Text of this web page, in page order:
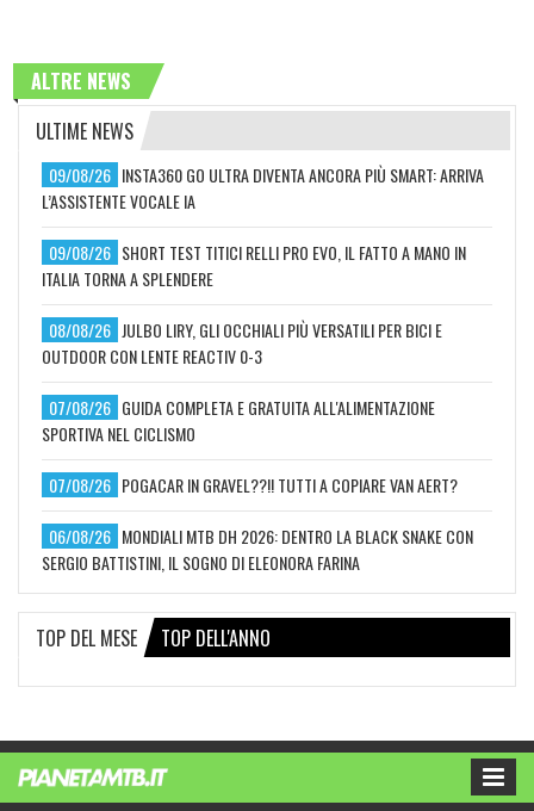
ALTRE NEWS
ULTIME NEWS
09/08/26 INSTA360 GO ULTRA DIVENTA ANCORA PIÙ SMART: ARRIVA
L’ASSISTENTE VOCALE IA
09/08/26 SHORT TEST TITICI RELLI PRO EVO, IL FATTO A MANO IN
ITALIA TORNA A SPLENDERE
08/08/26 JULBO LIRY, GLI OCCHIALI PIÙ VERSATILI PER BICI E
OUTDOOR CON LENTE REACTIV 0-3
07/08/26 GUIDA COMPLETA E GRATUITA ALL'ALIMENTAZIONE
SPORTIVA NEL CICLISMO
07/08/26 POGACAR IN GRAVEL??!! TUTTI A COPIARE VAN AERT?
06/08/26 MONDIALI MTB DH 2026: DENTRO LA BLACK SNAKE CON
SERGIO BATTISTINI, IL SOGNO DI ELEONORA FARINA
TOP DEL MESE TOP DELL'ANNO